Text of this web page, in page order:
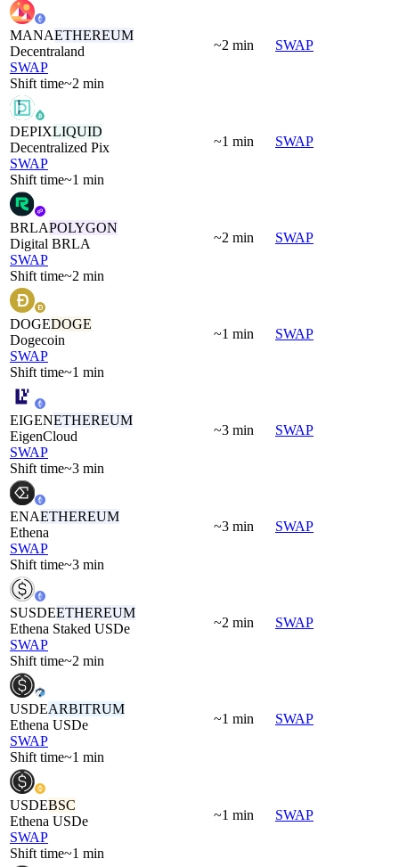
MANAETHEREUM
Decentraland
SWAP
Shift time~2 min
~2 min SWAP
DEPIXLIQUID
Decentralized Pix
SWAP
Shift time~1 min
~1 min SWAP
BRLAPOLYGON
Digital BRLA
SWAP
Shift time~2 min
~2 min SWAP
DOGEDOGE
Dogecoin
SWAP
Shift time~1 min
~1 min SWAP
EIGENETHEREUM
EigenCloud
SWAP
Shift time~3 min
~3 min SWAP
ENAETHEREUM
Ethena
SWAP
Shift time~3 min
~3 min SWAP
SUSDEETHEREUM
Ethena Staked USDe
SWAP
Shift time~2 min
~2 min SWAP
USDEARBITRUM
Ethena USDe
SWAP
Shift time~1 min
~1 min SWAP
USDEBSC
Ethena USDe
SWAP
Shift time~1 min
~1 min SWAP